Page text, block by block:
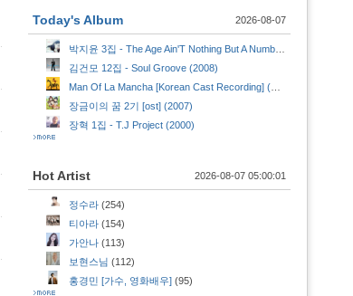
2026-08-07
Today's Album
박지윤 3집 - The Age Ain'T Nothing But A Number (1999)
김건모 12집 - Soul Groove (2008)
Man Of La Mancha [Korean Cast Recording] (맨 오브 라만차) [ost] (2007)
장금이의 꿈 2기 [ost] (2007)
장혁 1집 - T.J Project (2000)
2026-08-07 05:00:01
Hot Artist
정수라 (254)
티아라 (154)
가안나 (113)
보현스님 (112)
홍경민 [가수, 영화배우] (95)